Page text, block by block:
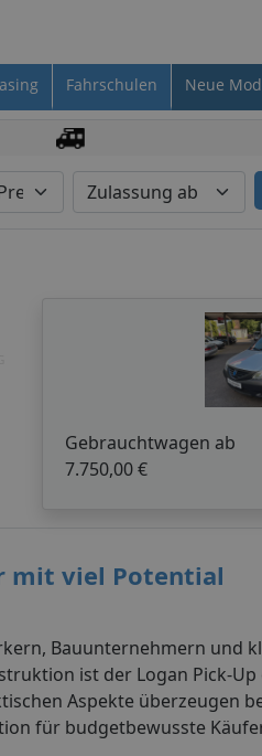
Fahrschulen Neue
Gebrauchtwagen ab
7.750,00 €
mit viel Potential
Bauunternehmern und
ist der Logan Pick-
Aspekte überzeugen
für budgetbewusste